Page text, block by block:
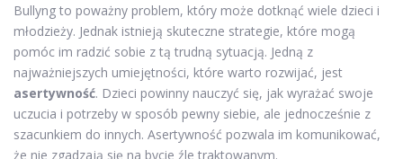
Bullyng to poważny problem, który może dotknąć wiele dzieci i
młodzieży. Jednak istnieją skuteczne strategie, które mogą
pomóc im radzić sobie z tą trudną sytuacją. Jedną z
najważniejszych umiejętności, które warto rozwijać, jest
asertywność. Dzieci powinny nauczyć się, jak wyrażać swoje
uczucia i potrzeby w sposób pewny siebie, ale jednocześnie z
szacunkiem do innych. Asertywność pozwala im komunikować,
że nie zgadzają się na bycie źle traktowanym.